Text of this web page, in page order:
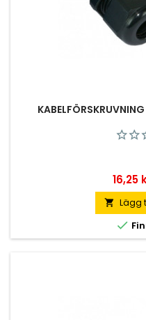
Pris
16,25
 Lägg
